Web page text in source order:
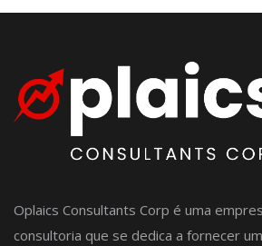
Oplaics Consultants Corp é uma
consultoria que se dedica a fornecer